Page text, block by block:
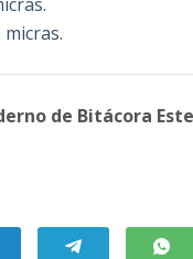
micras.
de Bitácora